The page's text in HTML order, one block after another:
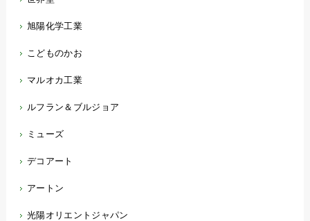
旭陽化学工業
こどものかお
マルオカ工業
ルフラン＆ブルジョア
ミューズ
デコアート
アートン
光陽オリエントジャパン